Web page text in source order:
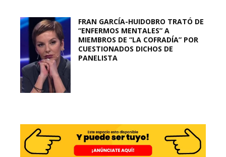
FRAN GARCÍA-HUIDOBRO TRATÓ DE
“ENFERMOS MENTALES” A
MIEMBROS DE “LA COFRADÍA” POR
CUESTIONADOS DICHOS DE
PANELISTA